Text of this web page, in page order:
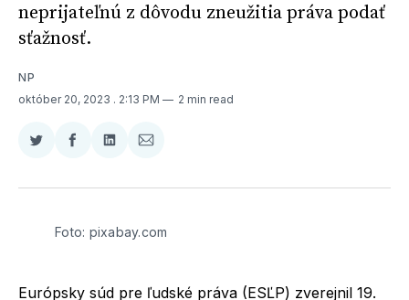
neprijateľnú z dôvodu zneužitia práva podať
sťažnosť.
NP
október 20, 2023 . 2:13 PM 2 min read
Zdieľať
Twitter
Zdieľať
Facebooku
Zdieľať
LinkedIne
Zdieľať
E-
Foto: pixabay.com
Európsky súd pre ľudské práva (ESĽP) zverejnil 19.